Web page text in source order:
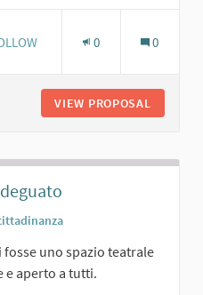
0 0
VIEW PROPOSAL
uno spazio teatrale
e aperto a tutti.